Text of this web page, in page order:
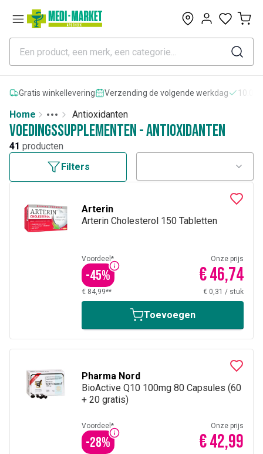
0
Gratis winkellevering Verzending de volgende werkdag
Home
More
Toggle menu
Antioxidanten
Voedingssupplementen - Antioxidanten
41 producten
Filters
Arterin
Arterin Cholesterol 150 Tabletten
Voordeel*
-45%
Onze prijs
€ 46,74
€ 84,99** € 0,31 / stuk
Toevoegen
Pharma Nord
BioActive Q10 100mg 80 Capsules (60
+ 20 gratis)
Voordeel*
-28%
Onze prijs
€ 42,99